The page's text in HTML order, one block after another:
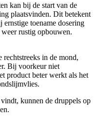
kan bij de start van de
plaatsvinden. Dit betekent
ernstige toename dosering
rustig opbouwen.
in de mond,
Bij voorkeur niet
product beter werkt als het
kunnen de druppels op